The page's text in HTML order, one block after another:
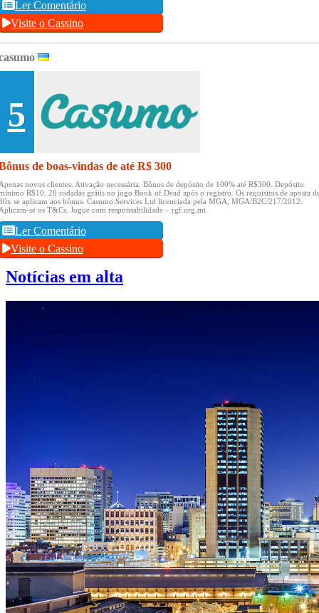
Ler Comentário
Visite o Cassino
5
de boas-vindas de até R$ 300
novos clientes. Ativação necessária. Bônus de depósito de 100% até R$300. Depósito
R$10. 20 rodadas grátis no jogo Book of Dead após o registro. Os requisitos de aposta
se aplicam aos bônus. Casumo Services Ltd licenciada pela MGA, MGA/B2C/217/2012.
se os T&Cs. Jogue com responsabilidade – rgf.org.mt
Ler Comentário
Visite o Cassino
Notícias em alta